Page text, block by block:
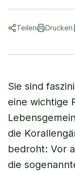
Teilen Drucken
Sie sind
eine wichtige
die
bedroht: Vor
die